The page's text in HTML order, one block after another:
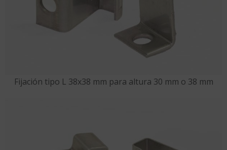
Fijación tipo L 38x38 mm para altura 30 mm o 38 mm